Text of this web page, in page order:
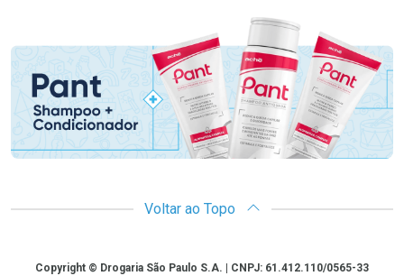
Promoção em Destaque
Voltar ao Topo
CopyrightCopyright © Drogaria São Paulo S.A. | CNPJ: 61.412.110/0565-33